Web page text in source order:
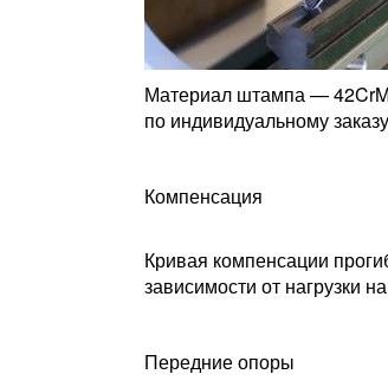
Материал штампа —
по индивидуальному
Компенсация
Кривая компенсации
зависимости от нагрузки
Передние опоры